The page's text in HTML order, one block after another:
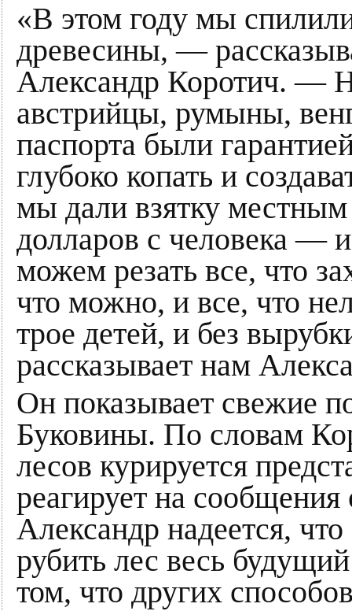
«В этом году мы
древесины, —
Александр Коротич. —
австрийцы, румыны,
паспорта были
глубоко копать и
мы дали взятку
долларов с человека —
можем резать все, что
что можно, и все, что
трое детей, и без
рассказывает нам
Он показывает свежие
Буковины. По словам
лесов курируется
реагирует на
Александр надеется,
рубить лес весь
том, что других